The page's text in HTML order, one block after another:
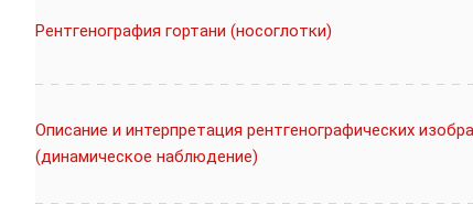
Рентгенография гортани (носоглотки)
Описание и интерпретация рентгенографических
(динамическое наблюдение)